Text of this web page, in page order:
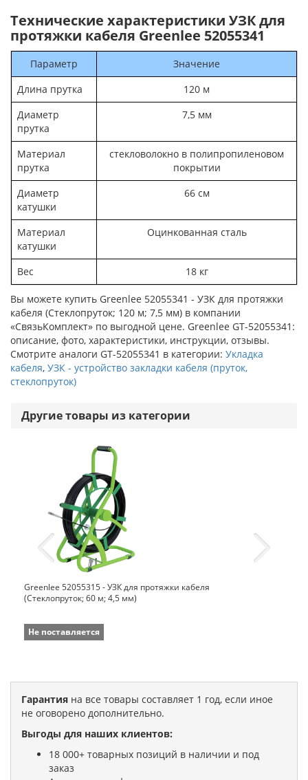
Технические характеристики УЗК для
протяжки кабеля Greenlee 52055341
Параметр
Значение
Длина прутка
120 м
Диаметр
прутка
7,5 мм
Материал
прутка
стекловолокно в полипропиленовом
покрытии
Диаметр
катушки
66 см
Материал
катушки
Оцинкованная сталь
Вес 18 кг
Вы можете купить Greenlee 52055341 - УЗК для протяжки
кабеля (Стеклопруток; 120 м; 7,5 мм) в компании
«СвязьКомплект» по выгодной цене. Greenlee GT-52055341:
описание, фото, характеристики, инструкции, отзывы.
Смотрите аналоги GT-52055341 в категории: Укладка
кабеля, УЗК - устройство закладки кабеля (пруток,
стеклопруток)
Другие товары из категории
Greenlee 52055315 - УЗК для протяжки кабеля
(Стеклопруток; 60 м; 4,5 мм)
Не поставляется
Гарантия на все товары составляет 1 год, если иное
не оговорено дополнительно.
Выгоды для наших клиентов:
18 000+ товарных позиций в наличии и под
заказ